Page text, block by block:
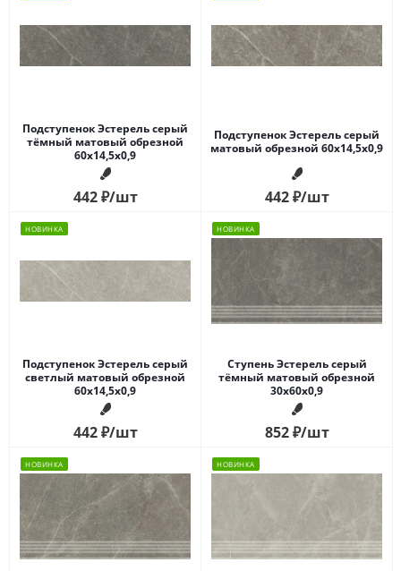
Подступенок Эстерель серый
тёмный матовый обрезной
60x14,5x0,9
442₽/шт
Подступенок Эстерель серый
матовый обрезной 60x14,5x0,9
442₽/шт
НОВИНКА
Подступенок Эстерель серый
светлый матовый обрезной
60x14,5x0,9
442₽/шт
НОВИНКА
Ступень Эстерель серый
тёмный матовый обрезной
30x60x0,9
852₽/шт
НОВИНКА НОВИНКА